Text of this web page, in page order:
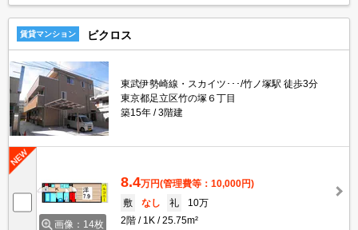
賃貸マンション ビクロス
東武伊勢崎線・スカイツ･･･/竹ノ塚駅 徒歩3分
東京都足立区竹の塚６丁目
築15年
3階建
画像：14枚
8.4万円(管理費等：10,000円)
敷
なし 礼
10万
2階
1K 25.75m²